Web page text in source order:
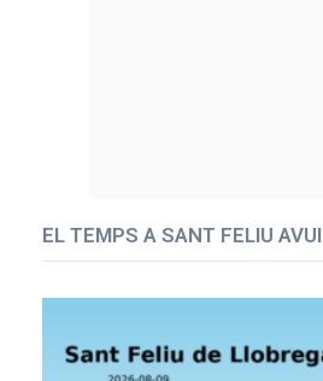
EL TEMPS A SANT FELIU AVUI